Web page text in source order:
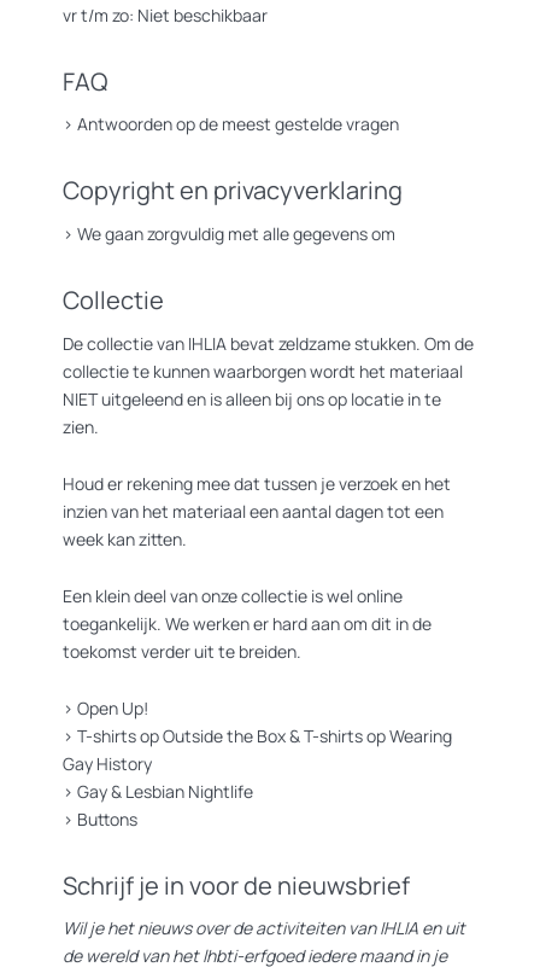
vr t/m zo: Niet beschikbaar
FAQ
> Antwoorden op de meest gestelde vragen
Copyright en privacyverklaring
> We gaan zorgvuldig met alle gegevens om
Collectie
De collectie van IHLIA bevat zeldzame stukken. Om de
collectie te kunnen waarborgen wordt het materiaal
NIET uitgeleend en is alleen bij ons op locatie in te
zien.
Houd er rekening mee dat tussen je verzoek en het
inzien van het materiaal een aantal dagen tot een
week kan zitten.
Een klein deel van onze collectie is wel online
toegankelijk. We werken er hard aan om dit in de
toekomst verder uit te breiden.
> Open Up!
> T-shirts op Outside the Box&T-shirts op Wearing
Gay History
> Gay & Lesbian Nightlife
> Buttons
Schrijf je in voor de nieuwsbrief
Wil je het nieuws over de activiteiten van IHLIA en uit
de wereld van het lhbti-erfgoed iedere maand in je